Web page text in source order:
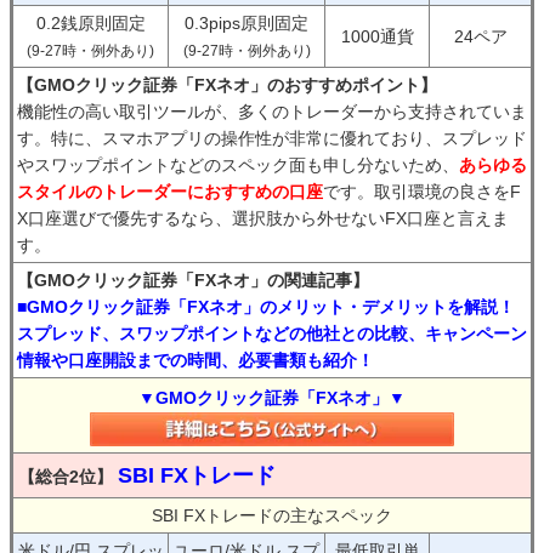
0.2銭原則固定
(9-27時・例外あり)
0.3pips原則固定
(9-27時・例外あり)
1000通貨 24ペア
【GMOクリック証券「FXネオ」のおすすめポイント】
機能性の高い取引ツールが、多くのトレーダーから支持されていま
す。特に、スマホアプリの操作性が非常に優れており、スプレッド
やスワップポイントなどのスペック面も申し分ないため、 あらゆる
スタイルのトレーダーにおすすめの口座です。取引環境の良さをF
X口座選びで優先するなら、選択肢から外せないFX口座と言えま
す。
【GMOクリック証券「FXネオ」の関連記事】
■GMOクリック証券「FXネオ」のメリット・デメリットを解説！
スプレッド、スワップポイントなどの他社との比較、キャンペーン
情報や口座開設までの時間、必要書類も紹介！
▼GMOクリック証券「FXネオ」▼
【総合2位】 SBI FXトレード
SBI FXトレードの主なスペック